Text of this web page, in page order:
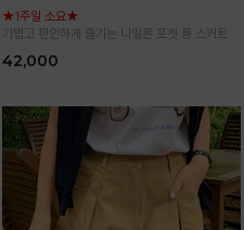
★1주일 소요★
가볍고 편안하게 즐기는 나일론 포켓 롱 스커트
42,000